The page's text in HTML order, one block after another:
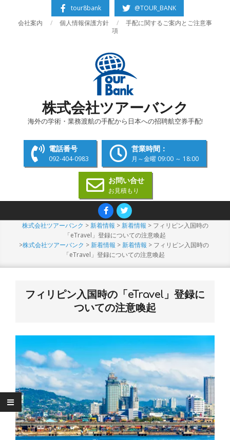
tour8bank
@TOUR_BANK
会社案内
個人情報保護方針
手配に関するご案内とご注意事
項
株式会社ツアーバンク
海外の学術・業務渡航の手配から日本への招聘航空券手配!
電話番号
092-404-0983
営業時間：
月～金曜 09:00 ～ 18:00
お問い合せ
お見積もり
Navigation
株式会社ツアーバンク >新着情報 >新着情報 > フィリピン入国時の
「eTravel」登録についての注意喚起
>株式会社ツアーバンク >新着情報 >新着情報 > フィリピン入国時の
「eTravel」登録についての注意喚起
フィリピン入国時の「eTravel」登録に
ついての注意喚起